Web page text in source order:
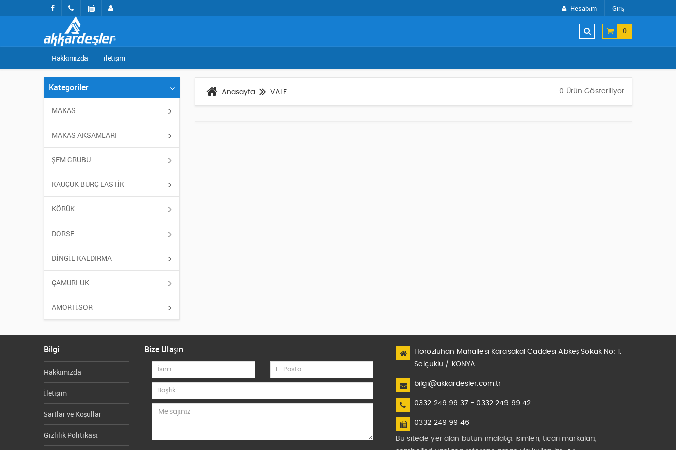
Hesabım Giriş
0
Hakkımızda iletişim
Anasayfa VALF 0 Ürün Gösteriliyor
Kategoriler
MAKAS
MAKAS AKSAMLARI
ŞEM GRUBU
KAUÇUK BURÇ LASTİK
KÖRÜK
DORSE
DİNGİL KALDIRMA
ÇAMURLUK
AMORTİSÖR
Bilgi
Hakkımızda
İletişim
Şartlar ve Koşullar
Gizlilik Politikası
Bize Ulaşın
Horozluhan Mahallesi Karasakal Caddesi Abkeş Sokak No: 1.
Selçuklu / KONYA
bilgi@akkardesler.com.tr
0332 249 99 37 - 0332 249 99 42
0332 249 99 46
Bu sitede yer alan bütün imalatçı isimleri, ticari markaları,